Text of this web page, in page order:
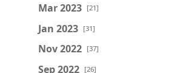
Mar 2023 [21]
Jan 2023 [31]
Nov 2022 [37]
Sep 2022 [26]